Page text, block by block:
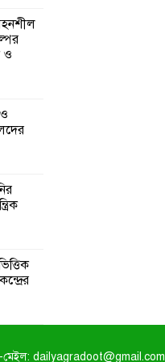
ও
মেইল: dailyagradoot@gmail.com